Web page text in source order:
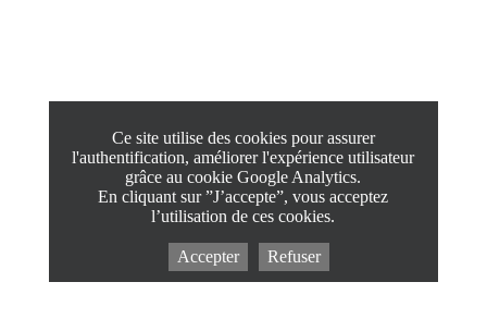
Ce site utilise des cookies pour assurer
l'authentification, améliorer l'expérience utilisateur
grâce au cookie Google Analytics.
En cliquant sur ”J’accepte”, vous acceptez
l’utilisation de ces cookies.
Accepter Refuser